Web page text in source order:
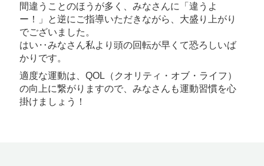
間違うことのほうが多く、みなさんに「違うよ
ー！」と逆にご指導いただきながら、大盛り上がり
でございました。
はい‥みなさん私より頭の回転が早くて恐ろしいば
かりです。
適度な運動は、QOL（クオリティ・オブ・ライフ）
の向上に繋がりますので、みなさんも運動習慣を心
掛けましょう！